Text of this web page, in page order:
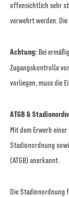
offensichtlich sehr
verwehrt werden.
Achtung: Bei
Zugangskontrolle
vorliegen, muss die
ATGB &
Mit dem Erwerb
Stadionordnung
(ATGB) anerkannt.
Die Stadionordnung